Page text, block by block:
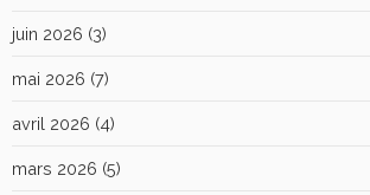
juin 2026 (3)
mai 2026 (7)
avril 2026 (4)
mars 2026 (5)